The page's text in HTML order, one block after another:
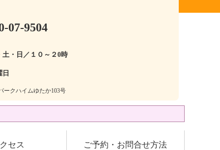
07-9504
土・日／１０～２0時
日
ークハイムゆたか103号
セス ご予約・お問合せ方法